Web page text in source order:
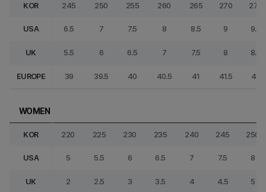
KOR 245 250 255 260 265 270 275
USA 6.5 7 7.5 8 8.5 9 9.5
UK 5.5 6 6.5 7 7.5 8 8.5
EUROPE 39 39.5 40 40.5 41 41.5 42
WOMEN
KOR 220 225 230 235 240 245 250
USA 5 5.5 6 6.5 7 7.5 8
UK 2 2.5 3 3.5 4 4.5 5